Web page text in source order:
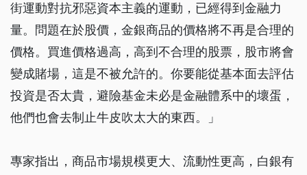
街運動對抗邪惡資本主義的運動，已經得到金融力
量。問題在於股價，金銀商品的價格將不再是合理的
價格。買進價格過高，高到不合理的股票，股市將會
變成賭場，這是不被允許的。你要能從基本面去評估
投資是否太貴，避險基金未必是金融體系中的壞蛋，
他們也會去制止牛皮吹太大的東西。」
專家指出，商品市場規模更大、流動性更高，白銀有